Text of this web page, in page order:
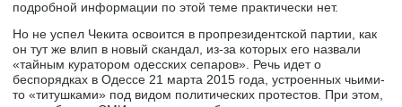
подробной информации по этой теме практически нет.
Но не успел Чекита освоится в пропрезидентской партии, как
он тут же влип в новый скандал, из-за которых его назвали
«тайным куратором одесских сепаров». Речь идет о
беспорядках в Одессе 21 марта 2015 года, устроенных чьими-
то «титушками» под видом политических протестов. При этом,